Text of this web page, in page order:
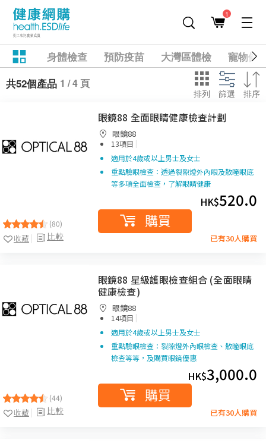
1
身體檢查 預防疫苗 大灣區體檢
寵物健
共52個產品 1 / 4 頁
排列 篩選 排序
(80)
比較
收藏
眼鏡88 全面眼睛健康檢查計劃
眼鏡88
13項目 |
適用於4歲或以上男士及女士
重點驗眼檢查：透過裂隙燈外內眼及散瞳眼底
等多項全面檢查，了解眼睛健康
HK$520.0
購買
已有30人購買
(44)
比較
收藏
眼鏡88 星級護眼檢查組合 (全面眼睛
健康檢查)
眼鏡88
14項目 |
適用於4歲或以上男士及女士
重點驗眼檢查：裂隙燈外內眼檢查、散瞳眼底
檢查等等，及購買眼鏡優惠
HK$3,000.0
購買
已有30人購買